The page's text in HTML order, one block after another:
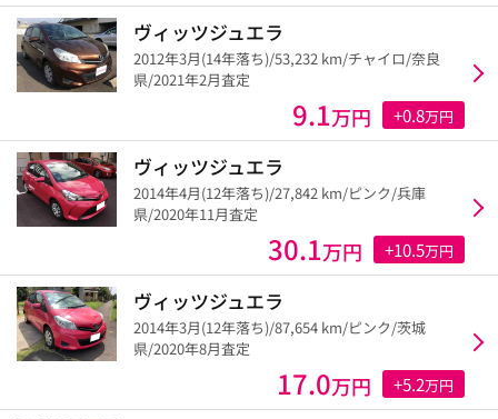
ヴィッツジュエラ
2012年3月(14年落ち)/53,232 km/チャイロ/奈良
県/2021年2月査定
9.1万円 +0.8万円
ヴィッツジュエラ
2014年4月(12年落ち)/27,842 km/ピンク/兵庫
県/2020年11月査定
30.1万円 +10.5万円
ヴィッツジュエラ
2014年3月(12年落ち)/87,654 km/ピンク/茨城
県/2020年8月査定
17.0万円 +5.2万円